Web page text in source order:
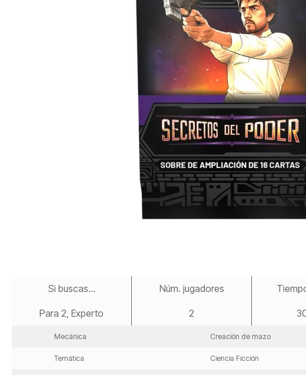
Si buscas...
Para 2, Experto
Núm. jugadores
2
Mecánica Creación de mazo
Temática Ciencia Ficción